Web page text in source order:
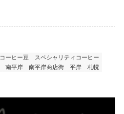
コーヒー豆
スペシャリティコーヒー
南平岸 南平岸商店街 平岸
札幌